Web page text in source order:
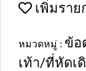
เพิ่มราย
หมวดหมู่ : ข้อ
เท้า/ที่หัดเ